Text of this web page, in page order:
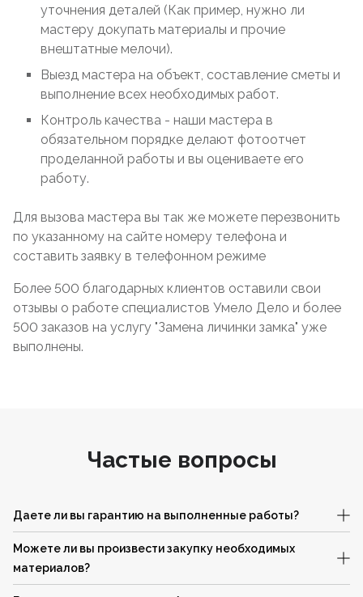
уточнения деталей (Как пример, нужно ли
мастеру докупать материалы и прочие
внештатные мелочи).
Выезд мастера на объект, составление сметы и
выполнение всех необходимых работ.
Контроль качества - наши мастера в
обязательном порядке делают фотоотчет
проделанной работы и вы оцениваете его
работу.
Для вызова мастера вы так же можете перезвонить
по указанному на сайте номеру телефона и
составить заявку в телефонном режиме
Более 500 благодарных клиентов оставили свои
отзывы о работе специалистов Умело Дело и более
500 заказов на услугу "Замена личинки замка" уже
выполнены.
Частые вопросы
Даете ли вы гарантию на выполненные работы?
Можете ли вы произвести закупку необходимых
материалов?